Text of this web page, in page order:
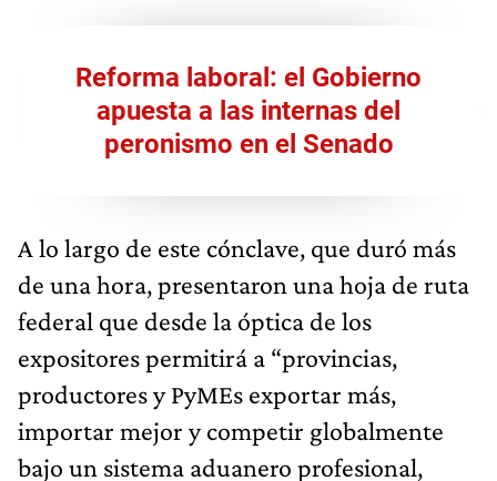
Reforma laboral: el Gobierno
apuesta a las internas del
peronismo en el Senado
A lo largo de este cónclave, que duró más
de una hora, presentaron una hoja de ruta
federal que desde la óptica de los
expositores permitirá a “provincias,
productores y PyMEs exportar más,
importar mejor y competir globalmente
bajo un sistema aduanero profesional,